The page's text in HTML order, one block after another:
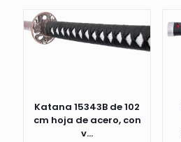
Katana 15343B de 102
cm hoja de acero, con
v...